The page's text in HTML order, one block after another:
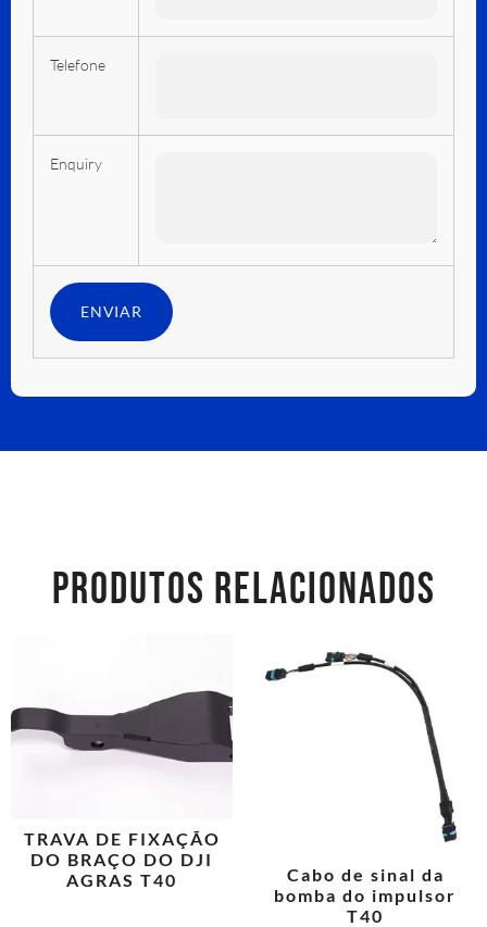
Telefone
Enquiry
PRODUTOS RELACIONADOS
TRAVA DE FIXAÇÃO
DO BRAÇO DO DJI
AGRAS T40
Cabo de sinal da
bomba do impulsor
T40